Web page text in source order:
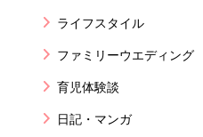
ライフスタイル
ファミリーウエディング
育児体験談
日記・マンガ